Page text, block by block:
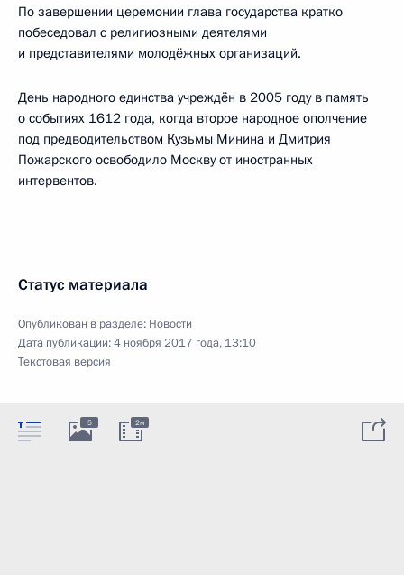
По завершении церемонии глава государства кратко
побеседовал с религиозными деятелями
и представителями молодёжных организаций.
День народного единства учреждён в 2005 году в память
о событиях 1612 года, когда второе народное ополчение
под предводительством Кузьмы Минина и Дмитрия
Пожарского освободило Москву от иностранных
интервентов.
Статус материала
Опубликован в разделе: Новости
Дата публикации:4 ноября 2017 года, 13:10
Текстовая версия
5 2м